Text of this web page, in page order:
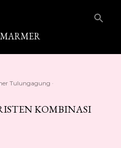
Tulungagung
KOMBINASI